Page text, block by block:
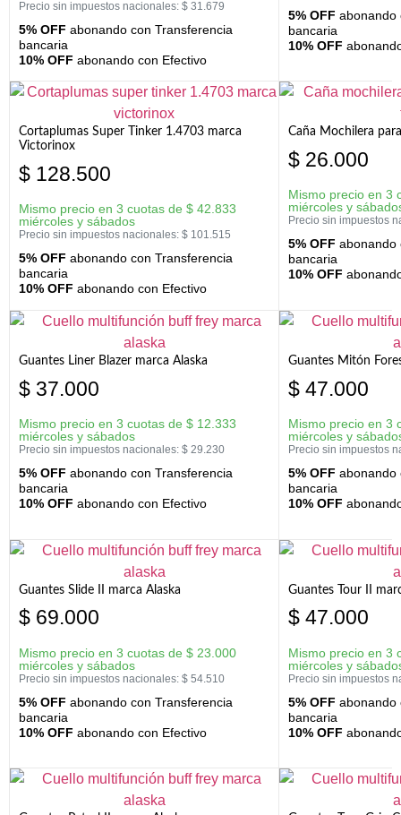
Precio sin impuestos nacionales: $ 31.679
5% OFF abonando con Transferencia
bancaria
10% OFF abonando con Efectivo
5% OFF abonando
bancaria
10% OFF
Cortaplumas Super Tinker 1.4703 marca
Victorinox
$ 128.500
Mismo precio en 3 cuotas de $ 42.833
miércoles y sábados
Precio sin impuestos nacionales: $ 101.515
5% OFF abonando con Transferencia
bancaria
10% OFF abonando con Efectivo
Caña Mochilera
$ 26.000
Mismo precio en 3
miércoles y
Precio sin impuestos
5% OFF abonando
bancaria
10% OFF
Guantes Liner Blazer marca Alaska
$ 37.000
Mismo precio en 3 cuotas de $ 12.333
miércoles y sábados
Precio sin impuestos nacionales: $ 29.230
5% OFF abonando con Transferencia
bancaria
10% OFF abonando con Efectivo
Guantes Mitón
$ 47.000
Mismo precio en 3
miércoles y
Precio sin impuestos
5% OFF abonando
bancaria
10% OFF
Guantes Slide II marca Alaska
$ 69.000
Mismo precio en 3 cuotas de $ 23.000
miércoles y sábados
Precio sin impuestos nacionales: $ 54.510
5% OFF abonando con Transferencia
bancaria
10% OFF abonando con Efectivo
Guantes Tour II
$ 47.000
Mismo precio en 3
miércoles y
Precio sin impuestos
5% OFF abonando
bancaria
10% OFF